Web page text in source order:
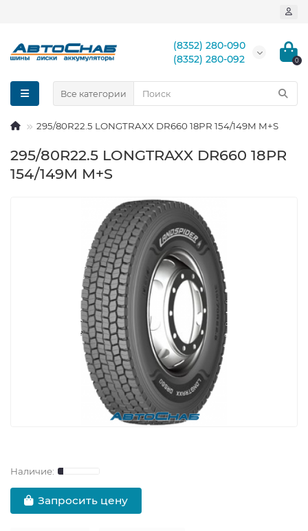
(8352) 280-090
(8352) 280-092
0
Все категории
295/80R22.5 LONGTRAXX DR660 18PR 154/149M M+S
295/80R22.5 LONGTRAXX DR660 18PR
154/149M M+S
Запросить цену